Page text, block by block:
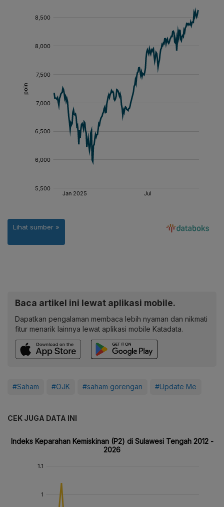
Baca artikel ini lewat aplikasi mobile.
Dapatkan pengalaman membaca lebih nyaman dan nikmati
fitur menarik lainnya lewat aplikasi mobile Katadata.
#Saham #OJK #saham gorengan #Update Me
CEK JUGA DATA INI